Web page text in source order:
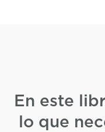
En este
lo que